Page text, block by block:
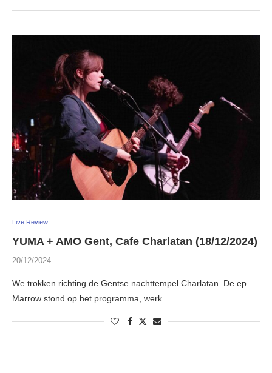
Live Review
YUMA + AMO Gent, Cafe Charlatan (18/12/2024)
20/12/2024
We trokken richting de Gentse nachttempel Charlatan. De ep
Marrow stond op het programma, werk …